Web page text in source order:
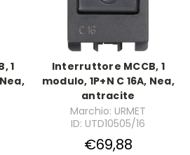
1
Interruttore MCCB, 1
modulo, 1P+N C 16A, Nea,
antracite
Marchio: URMET
ID: UTD10505/16
€69,88